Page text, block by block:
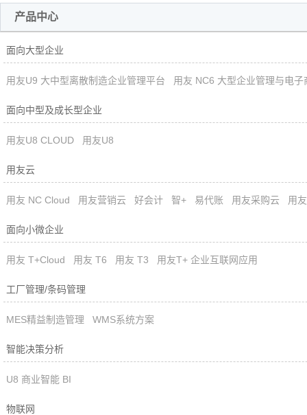
产品中心
面向大型企业
用友U9 大中型离散制造企业管理平台 用友 NC6 大型企业管理与电子
面向中型及成长型企业
用友U8 CLOUD 用友U8
用友云
用友 NC Cloud 用友营销云 好会计 智+ 易代账 用友采购云 用
面向小微企业
用友 T+Cloud 用友 T6 用友 T3 用友T+ 企业互联网应用
工厂管理/条码管理
MES精益制造管理 WMS系统方案
智能决策分析
U8 商业智能 BI
物联网